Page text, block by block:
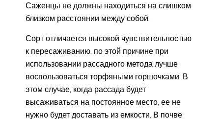
Саженцы не должны находиться на слишком
близком расстоянии между собой.
Сорт отличается высокой чувствительностью
к пересаживанию, по этой причине при
использовании рассадного метода лучше
воспользоваться торфяными горшочками. В
этом случае, когда рассада будет
высаживаться на постоянное место, ее не
нужно будет доставать из емкости. В почве